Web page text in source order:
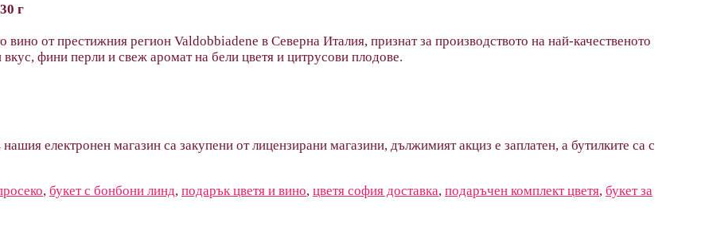
г
вино от престижния регион Valdobbiadene в Северна Италия, признат за производството на най-качественото
вкус, фини перли и свеж аромат на бели цветя и цитрусови плодове.
електронен магазин са закупени от лицензирани магазини, дължимият акциз е заплатен, а бутилките са с
, букет с бонбони линд, подарък цветя и вино, цветя софия доставка, подаръчен комплект цветя, букет за